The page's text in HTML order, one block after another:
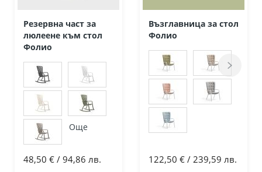
Резервна част за
люлеене към стол
Фолио
Още
48,50 € / 94,86 лв.
Възглавница за стол
Фолио
122,50 € / 239,59 лв.